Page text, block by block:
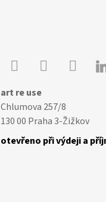
art re use
Chlumova 257/8
130 00 Praha 3-Žižkov
otevřeno při výdeji a